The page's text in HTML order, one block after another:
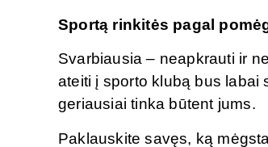
Sportą rinkitės pagal
Svarbiausia – neapkrauti ir
ateiti į sporto klubą bus labai
geriausiai tinka būtent jums.
Paklauskite savęs, ką